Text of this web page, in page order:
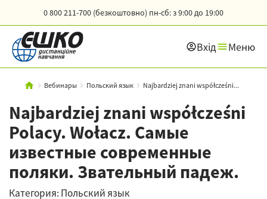
0 800 211-700 (безкоштовно) пн-сб: з 9:00 до 19:00
Вхід Меню
Вебинары Польский язык Najbardziej znani współcześni...
Najbardziej znani współcześni
Polacy. Wołacz. Самые
известные современные
поляки. Звательный падеж.
Категория: Польский язык